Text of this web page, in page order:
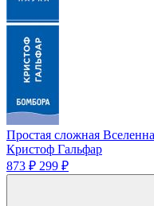
Простая сложная
Кристоф Гальфар
873 ₽ 299 ₽